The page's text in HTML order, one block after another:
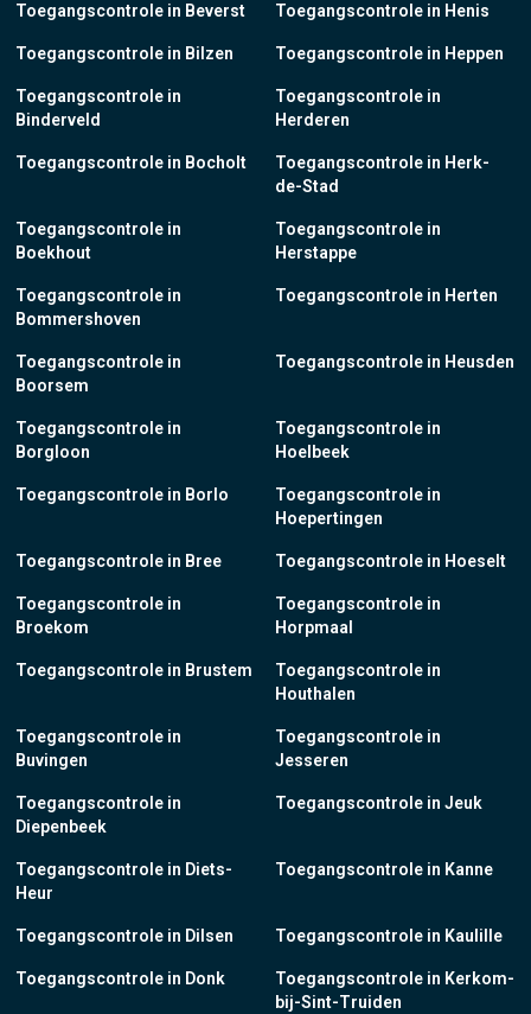
Toegangscontrole in Beverst
Toegangscontrole in Bilzen
Toegangscontrole in
Binderveld
Toegangscontrole in Bocholt
Toegangscontrole in
Boekhout
Toegangscontrole in
Bommershoven
Toegangscontrole in
Boorsem
Toegangscontrole in
Borgloon
Toegangscontrole in Borlo
Toegangscontrole in Bree
Toegangscontrole in
Broekom
Toegangscontrole in Brustem
Toegangscontrole in
Buvingen
Toegangscontrole in
Diepenbeek
Toegangscontrole in Diets-
Heur
Toegangscontrole in Dilsen
Toegangscontrole in Donk
Toegangscontrole in Henis
Toegangscontrole in Heppen
Toegangscontrole in
Herderen
Toegangscontrole in Herk-
de-Stad
Toegangscontrole in
Herstappe
Toegangscontrole in Herten
Toegangscontrole in Heusden
Toegangscontrole in
Hoelbeek
Toegangscontrole in
Hoepertingen
Toegangscontrole in Hoeselt
Toegangscontrole in
Horpmaal
Toegangscontrole in
Houthalen
Toegangscontrole in
Jesseren
Toegangscontrole in Jeuk
Toegangscontrole in Kanne
Toegangscontrole in Kaulille
Toegangscontrole in Kerkom-
bij-Sint-Truiden